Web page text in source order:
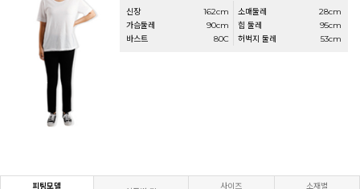
신장
162cm
가슴둘레
90cm
바스트
80C
소매둘레
28cm
힙 둘레
95cm
허벅지 둘레
53cm
피팅모델
사이즈
소재별